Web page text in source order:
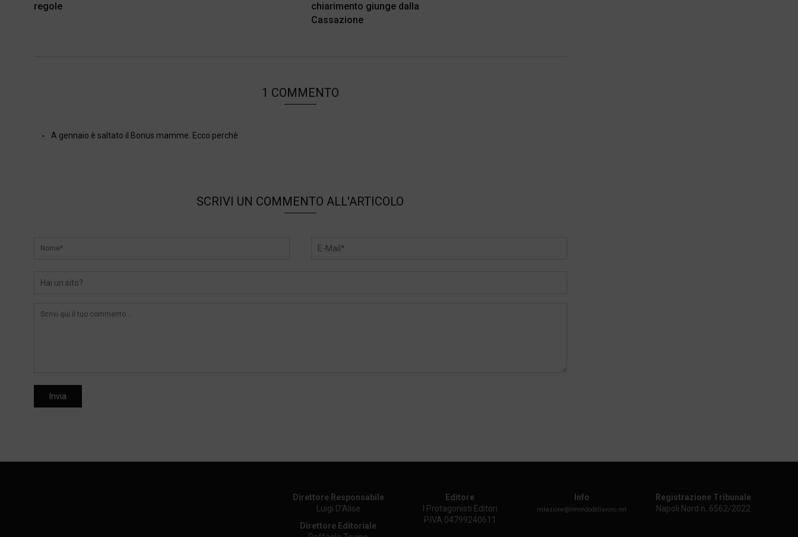
regole
chiarimento giunge dalla
Cassazione
1 COMMENTO
A gennaio è saltato il Bonus mamme. Ecco perchè
SCRIVI UN COMMENTO ALL'ARTICOLO
Direttore Responsabile
Luigi D’Alise
Direttore Editoriale
Editore
I Protagonisti Editori
P.IVA 04799240611
Info
redazione@ilmondodellavoro.net
Registrazione Tribunale
Napoli Nord n. 6562/2022